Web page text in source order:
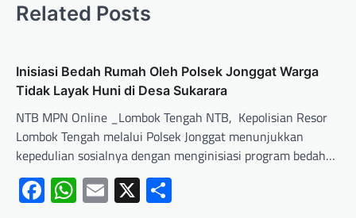
Related Posts
Inisiasi Bedah Rumah Oleh Polsek Jonggat Warga
Tidak Layak Huni di Desa Sukarara
NTB MPN Online _Lombok Tengah NTB, Kepolisian Resor
Lombok Tengah melalui Polsek Jonggat menunjukkan
kepedulian sosialnya dengan menginisiasi program bedah…
Facebook
WhatsApp
Email
X